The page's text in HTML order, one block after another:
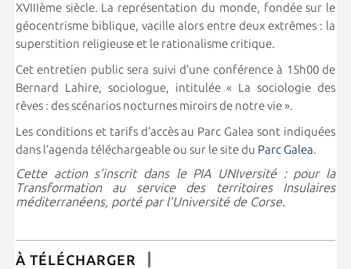
XVIIIème siècle. La représentation du monde, fondée sur le
géocentrisme biblique, vacille alors entre deux extrêmes : la
superstition religieuse et le rationalisme critique.
Cet entretien public sera suivi d’une conférence à 15h00 de
Bernard Lahire, sociologue, intitulée « La sociologie des
rêves : des scénarios nocturnes miroirs de notre vie ».
Les conditions et tarifs d’accès au Parc Galea sont indiquées
dans l’agenda téléchargeable ou sur le site du Parc Galea.
Cette action s’inscrit dans le PIA UNIversité : pour la
Transformation au service des territoires Insulaires
méditerranéens, porté par l’Université de Corse.
À TÉLÉCHARGER